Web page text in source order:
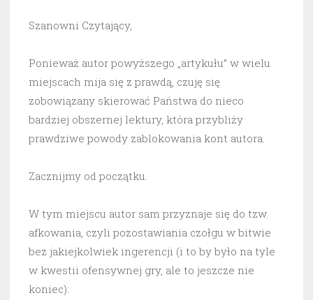
Szanowni Czytający,
Ponieważ autor powyższego „artykułu” w wielu
miejscach mija się z prawdą, czuję się
zobowiązany skierować Państwa do nieco
bardziej obszernej lektury, która przybliży
prawdziwe powody zablokowania kont autora.
Zacznijmy od początku.
W tym miejscu autor sam przyznaje się do tzw.
afkowania, czyli pozostawiania czołgu w bitwie
bez jakiejkolwiek ingerencji (i to by było na tyle
w kwestii ofensywnej gry, ale to jeszcze nie
koniec):